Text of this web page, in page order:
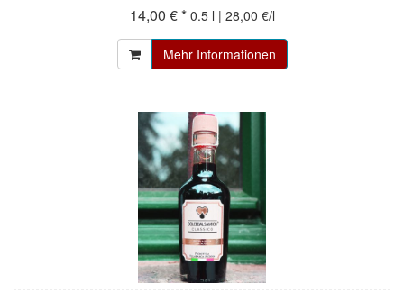
14,00 € * 0.5 l | 28,00 €/l
Mehr Informationen